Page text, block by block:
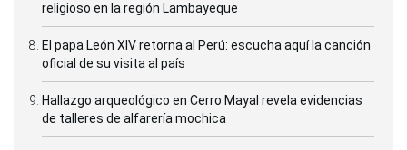
religioso en la región Lambayeque
El papa León XIV retorna al Perú: escucha aquí la canción
oficial de su visita al país
Hallazgo arqueológico en Cerro Mayal revela evidencias
de talleres de alfarería mochica